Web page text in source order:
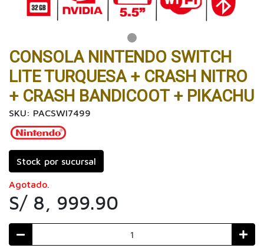
CONSOLA NINTENDO SWITCH
LITE TURQUESA + CRASH NITRO
+ CRASH BANDICOOT + PIKACHU
SKU: PACSWI7499
Stock por sucursal
Agotado.
S/ 8, 999.90